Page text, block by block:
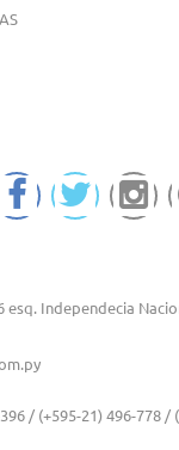
esq. Independecia
/ (+595-21) 496-778 /